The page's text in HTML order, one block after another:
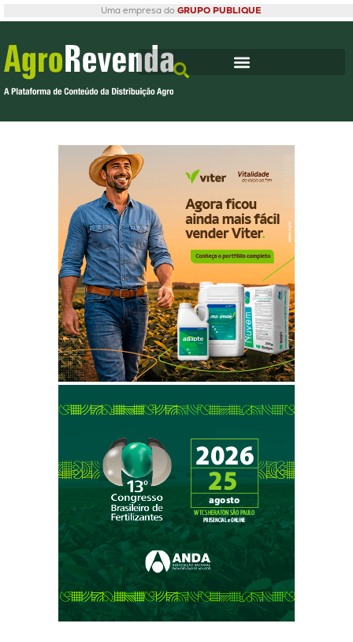
Uma empresa do GRUPO PUBLIQUE